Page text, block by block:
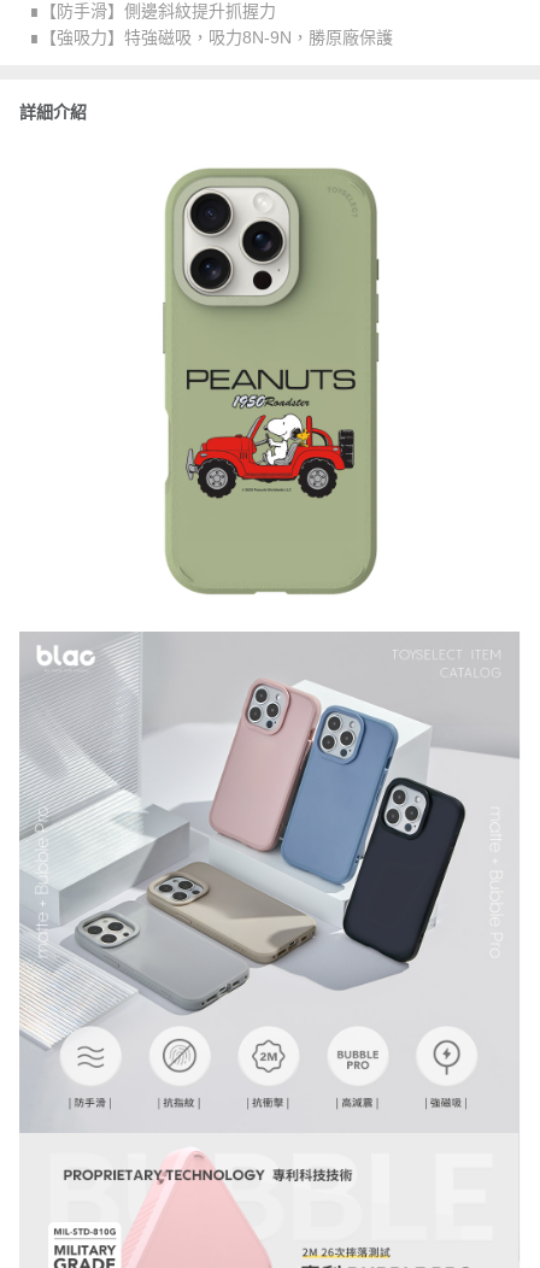
∎【防手滑】側邊斜紋提升抓握力
∎【強吸力】特強磁吸，吸力8N-9N，勝原廠保護
詳細介紹